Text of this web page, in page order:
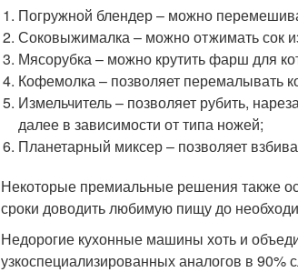
Погружной блендер – можно
Соковыжималка – можно отжимать сок
Мясорубка – можно крутить фарш для
Кофемолка – позволяет перемалывать
Измельчитель – позволяет рубить,
далее в зависимости от типа ножей;
Планетарный миксер – позволяет
Некоторые премиальные решения также
сроки доводить любимую пищу до
Недорогие кухонные машины хоть и
узкоспециализированных аналогов в 90%